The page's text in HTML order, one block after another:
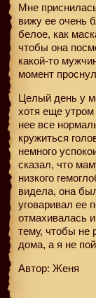
Мне
вижу ее очень
белое, как
чтобы она
какой-то
момент
Целый день у
хотя еще утром
нее все
кружиться
немного
сказал, что
низкого
видела, она
уговаривал ее
отмахивалась
тему, чтобы не
дома, а я не
Автор: Женя